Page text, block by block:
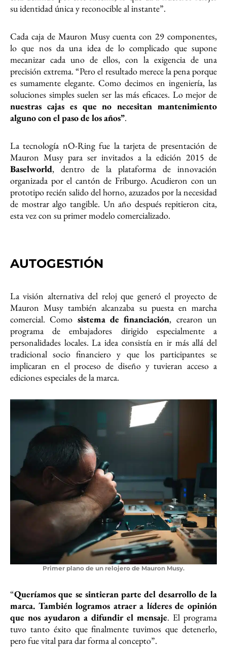
su identidad única y reconocible al instante”.
Cada caja de Mauron Musy cuenta con 29 componentes,
lo que nos da una idea de lo complicado que supone
mecanizar cada uno de ellos, con la exigencia de una
precisión extrema. “Pero el resultado merece la pena porque
es sumamente elegante. Como decimos en ingeniería, las
soluciones simples suelen ser las más eficaces. Lo mejor de
nuestras cajas es que no necesitan mantenimiento
alguno con el paso de los años”.
La tecnología nO-Ring fue la tarjeta de presentación de
Mauron Musy para ser invitados a la edición 2015 de
Baselworld, dentro de la plataforma de innovación
organizada por el cantón de Friburgo. Acudieron con un
prototipo recién salido del horno, azuzados por la necesidad
de mostrar algo tangible. Un año después repitieron cita,
esta vez con su primer modelo comercializado.
AUTOGESTIÓN
La visión alternativa del reloj que generó el proyecto de
Mauron Musy también alcanzaba su puesta en marcha
comercial. Como sistema de financiación, crearon un
programa de embajadores dirigido especialmente a
personalidades locales. La idea consistía en ir más allá del
tradicional socio financiero y que los participantes se
implicaran en el proceso de diseño y tuvieran acceso a
ediciones especiales de la marca.
Primer plano de un relojero de Mauron Musy.
“Queríamos que se sintieran parte del desarrollo de la
marca. También logramos atraer a líderes de opinión
que nos ayudaron a difundir el mensaje. El programa
tuvo tanto éxito que finalmente tuvimos que detenerlo,
pero fue vital para dar forma al concepto”.